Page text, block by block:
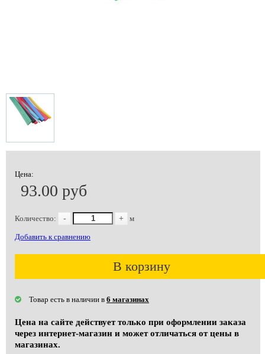
Цена:
93.00 руб
Количество: - + м
Добавить к сравнению
В корзину
Товар есть в наличии в 6 магазинах
Цена на сайте действует только при оформлении заказа
через интернет-магазин и может отличаться от цены в
магазинах.